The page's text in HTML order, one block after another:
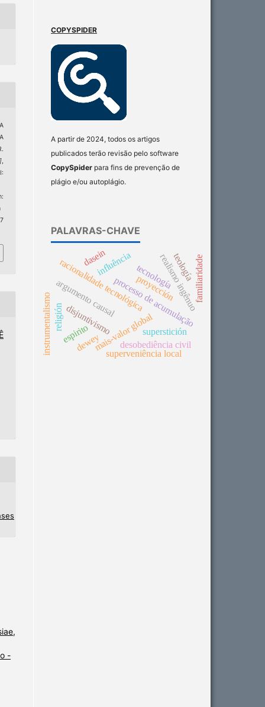
,
-
COPYSPIDER
A partir de 2024, todos os artigos
publicados terão revisão pelo software
CopySpider para fins de prevenção de
plágio e/ou autoplágio.
PALAVRAS-CHAVE
argumento causal
superstición
proyección
processo de acumulação
mais-valor global
superveniência local
disjuntivismo
religión
realismo ingênuo
racionalidade tecnológicatecnología
instrumentalismo dewey
teología
espirito
influência familiaridade
desobediência civil
dasein